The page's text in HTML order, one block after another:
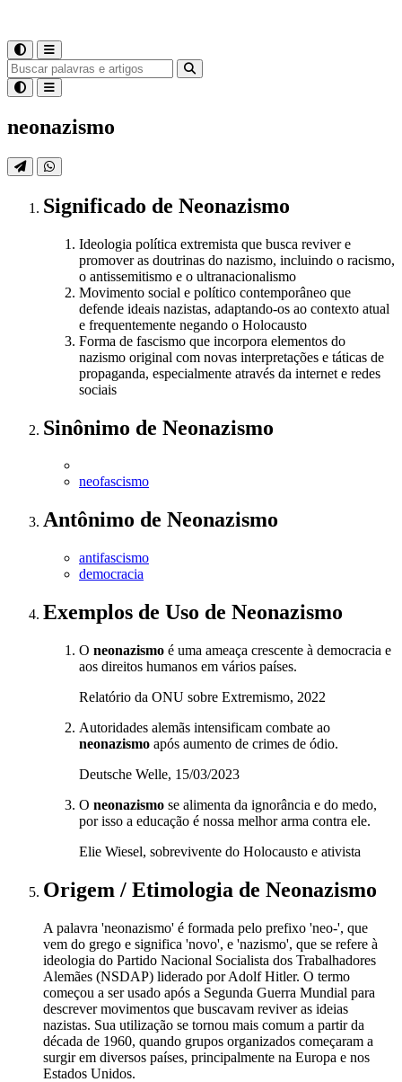
neonazismo
Significado de Neonazismo
Ideologia política extremista que busca reviver e
promover as doutrinas do nazismo, incluindo o racismo,
o antissemitismo e o ultranacionalismo
Movimento social e político contemporâneo que
defende ideais nazistas, adaptando-os ao contexto atual
e frequentemente negando o Holocausto
Forma de fascismo que incorpora elementos do
nazismo original com novas interpretações e táticas de
propaganda, especialmente através da internet e redes
sociais
Sinônimo de Neonazismo
neofascismo
Antônimo de Neonazismo
antifascismo
democracia
Exemplos de Uso de Neonazismo
O neonazismo é uma ameaça crescente à democracia e
aos direitos humanos em vários países.
Relatório da ONU sobre Extremismo, 2022
Autoridades alemãs intensificam combate ao
neonazismo após aumento de crimes de ódio.
Deutsche Welle, 15/03/2023
O neonazismo se alimenta da ignorância e do medo,
por isso a educação é nossa melhor arma contra ele.
Elie Wiesel, sobrevivente do Holocausto e ativista
Origem / Etimologia de Neonazismo
A palavra 'neonazismo' é formada pelo prefixo 'neo-', que
vem do grego e significa 'novo', e 'nazismo', que se refere à
ideologia do Partido Nacional Socialista dos Trabalhadores
Alemães (NSDAP) liderado por Adolf Hitler. O termo
começou a ser usado após a Segunda Guerra Mundial para
descrever movimentos que buscavam reviver as ideias
nazistas. Sua utilização se tornou mais comum a partir da
década de 1960, quando grupos organizados começaram a
surgir em diversos países, principalmente na Europa e nos
Estados Unidos.